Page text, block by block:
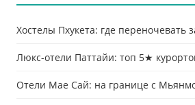
Хостелы Пхукета: где переночевать
Люкс-отели Паттайи: топ 5★
Отели Мае Сай: на границе с